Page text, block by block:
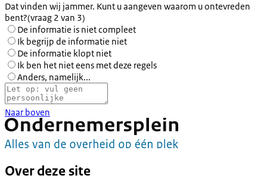
Dat vinden wij jammer. Kunt u aangeven waarom u ontevreden
bent?(vraag 2 van 3)
De informatie is niet compleet
Ik begrijp de informatie niet
De informatie klopt niet
Ik ben het niet eens met deze regels
Anders, namelijk...
Naar boven
Over deze site